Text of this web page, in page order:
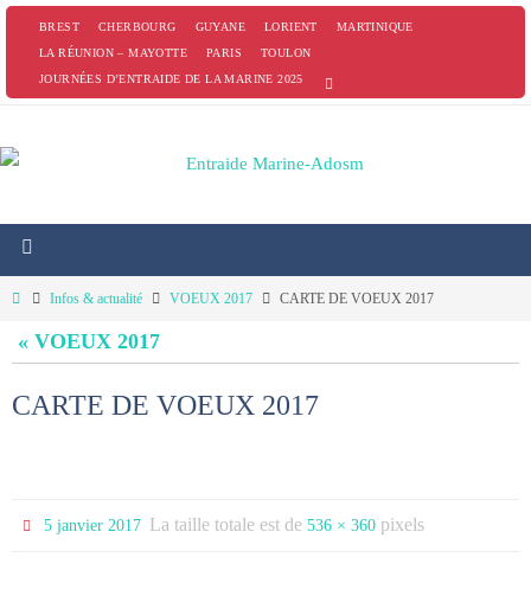
PasserBREST CHERBOURG GUYANE LORIENT
MARTINIQUE
LA RÉUNION – MAYOTTE
PARIS
TOULON
JOURNÉES D’ENTRAIDE DE LA MARINE 2025
HomeInfos & actualité VOEUX 2017 CARTE DE VOEUX 2017
« VOEUX 2017
CARTE DE VOEUX 2017
5 janvier 2017 La taille totale est de536 × 360 pixels